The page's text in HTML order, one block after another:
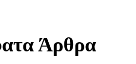
Άρθρα